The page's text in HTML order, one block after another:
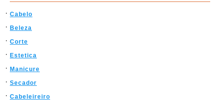
Cabelo
Beleza
Corte
Estetica
Manicure
Secador
Cabeleireiro